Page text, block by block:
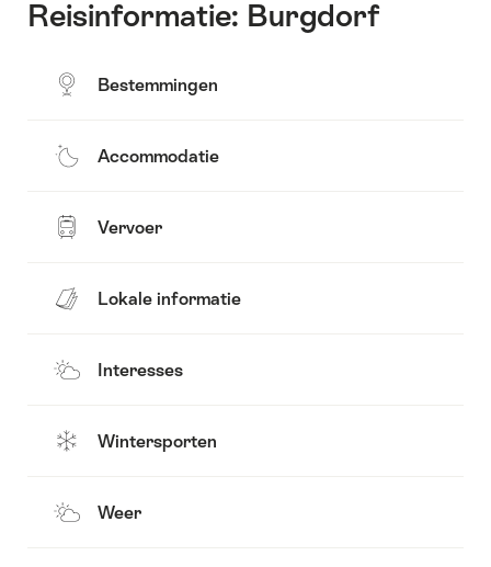
Reisinformatie: Burgdorf
Bestemmingen
Accommodatie
Vervoer
Lokale informatie
Interesses
Wintersporten
Weer